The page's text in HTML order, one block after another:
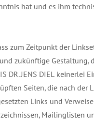
hat und es ihm
zum Zeitpunkt der
zukünftige Gestaltung,
JENS DIEL keinerlei
Seiten, die nach der
Links und
Mailinglisten